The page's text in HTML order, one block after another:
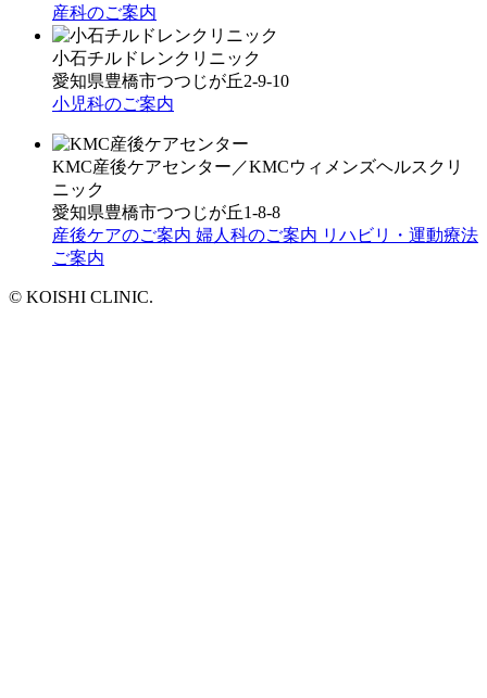
産科のご案内
小石チルドレンクリニック
愛知県豊橋市つつじが丘2-9-10
小児科のご案内
KMC産後ケアセンター／KMCウィメンズヘルスクリ
ニック
愛知県豊橋市つつじが丘1-8-8
産後ケアのご案内 婦人科のご案内 リハビリ・運動療法
ご案内
© KOISHI CLINIC.